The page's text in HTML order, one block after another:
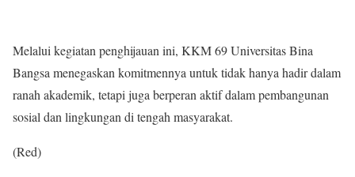
Melalui kegiatan penghijauan ini, KKM 69 Universitas Bina
Bangsa menegaskan komitmennya untuk tidak hanya hadir dalam
ranah akademik, tetapi juga berperan aktif dalam pembangunan
sosial dan lingkungan di tengah masyarakat.
(Red)